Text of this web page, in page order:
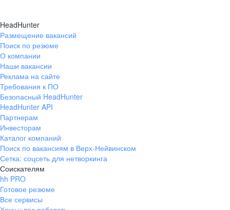
HeadHunter
Размещение вакансий
Поиск по резюме
О компании
Наши вакансии
Реклама на сайте
Требования к ПО
Безопасный HeadHunter
HeadHunter API
Партнерам
Инвесторам
Каталог компаний
Поиск по вакансиям в Верх-Нейвинском
Сетка: соцсеть для нетворкинга
Соискателям
hh PRO
Готовое резюме
Все сервисы